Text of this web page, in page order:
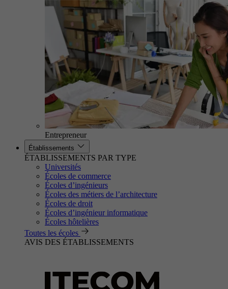
Entrepreneur
Établissements
ÉTABLISSEMENTS PAR TYPE
Universités
Écoles de commerce
Écoles d’ingénieurs
Écoles des métiers de l’architecture
Écoles de droit
Écoles d’ingénieur informatique
Écoles hôtelières
Toutes les écoles
AVIS DES ÉTABLISSEMENTS